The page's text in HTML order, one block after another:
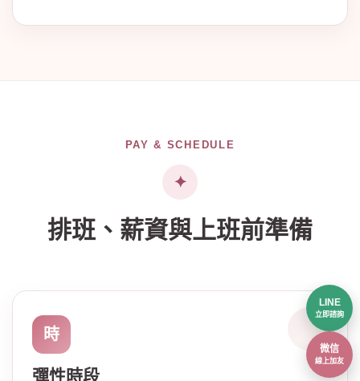
PAY & SCHEDULE
排班、薪資與上班前準備
時
彈性時段
LINE
立即諮詢
微信
線上加友